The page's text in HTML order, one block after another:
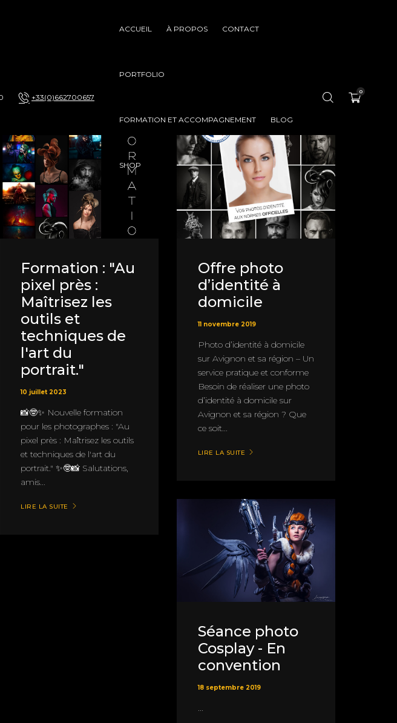
+33(0)662700657
ACCUEIL À PROPOS CONTACT
PORTFOLIO
FORMATION ET ACCOMPAGNEMENT BLOG
SHOP
0
Formation : "Au
pixel près :
Maîtrisez les
outils et
techniques de
l'art du
portrait."
10 juillet 2023
📸🤓✨ Nouvelle formation
pour les photographes : "Au
pixel près : Maîtrisez les outils
et techniques de l'art du
portrait." ✨🤓📸 Salutations,
amis...
LIRE LA SUITE
Offre photo
d’identité à
domicile
11 novembre 2019
Photo d’identité à domicile
sur Avignon et sa région – Un
service pratique et conforme
Besoin de réaliser une photo
d’identité à domicile sur
Avignon et sa région ? Que
ce soit...
LIRE LA SUITE
Séance photo
Cosplay - En
convention
18 septembre 2019
...